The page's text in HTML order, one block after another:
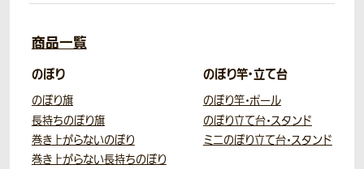
商品一覧
のぼり
のぼり旗
長持ちのぼり旗
巻き上がらないのぼり
巻き上がらない長持ちのぼり
のぼり竿・立て台
のぼり竿・ポール
のぼり立て台・スタンド
ミニのぼり立て台・スタンド